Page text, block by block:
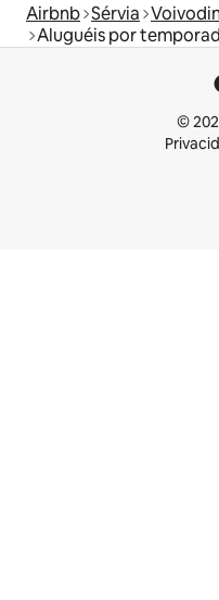
Airbnb Sérvia
Aluguéis por
©